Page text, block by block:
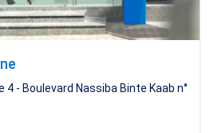
4 - Boulevard Nassiba Binte Kaab n°